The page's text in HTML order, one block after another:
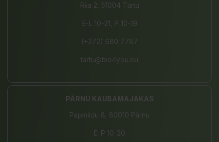
Riia 2, 51004 Tartu
E-L 10-21, P 10-19
(+372) 680 7787
tartu@bio4you.eu
PÄRNU KAUBAMAJAKAS
Papiniidu 8, 80010 Pärnu
E-P 10-20